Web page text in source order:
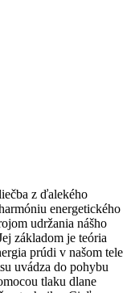
z ďalekého
energetického
udržania nášho
základom je teória
prúdi v našom tele
uvádza do pohybu
tlaku dlane